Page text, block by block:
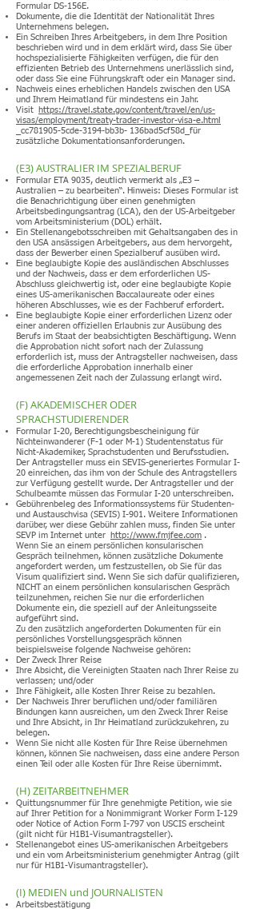
Formular DS-156E.
Dokumente, die die Identität der Nationalität Ihres
Unternehmens belegen.
Ein Schreiben Ihres Arbeitgebers, in dem Ihre Position
beschrieben wird und in dem erklärt wird, dass Sie über
hochspezialisierte Fähigkeiten verfügen, die für den
effizienten Betrieb des Unternehmens unerlässlich sind,
oder dass Sie eine Führungskraft oder ein Manager sind.
Nachweis eines erheblichen Handels zwischen den USA
und Ihrem Heimatland für mindestens ein Jahr.
Visit https://travel.state.gov/content/travel/en/us-
visas/employment/treaty-trader-investor-visa-e.html
_cc781905-5cde-3194-bb3b- 136bad5cf58d_für
zusätzliche Dokumentationsanforderungen.
(E3) AUSTRALIER IM SPEZIALBERUF
Formular ETA 9035, deutlich vermerkt als „E3 –
Australien – zu bearbeiten“. Hinweis: Dieses Formular ist
die Benachrichtigung über einen genehmigten
Arbeitsbedingungsantrag (LCA), den der US-Arbeitgeber
vom Arbeitsministerium (DOL) erhält.
Ein Stellenangebotsschreiben mit Gehaltsangaben des in
den USA ansässigen Arbeitgebers, aus dem hervorgeht,
dass der Bewerber einen Spezialberuf ausüben wird.
Eine beglaubigte Kopie des ausländischen Abschlusses
und der Nachweis, dass er dem erforderlichen US-
Abschluss gleichwertig ist, oder eine beglaubigte Kopie
eines US-amerikanischen Baccalaureate oder eines
höheren Abschlusses, wie es der Fachberuf erfordert.
Eine beglaubigte Kopie einer erforderlichen Lizenz oder
einer anderen offiziellen Erlaubnis zur Ausübung des
Berufs im Staat der beabsichtigten Beschäftigung. Wenn
die Approbation nicht sofort nach der Zulassung
erforderlich ist, muss der Antragsteller nachweisen, dass
die erforderliche Approbation innerhalb einer
angemessenen Zeit nach der Zulassung erlangt wird.
(F) AKADEMISCHER ODER
SPRACHSTUDIERENDER
Formular I-20, Berechtigungsbescheinigung für
Nichteinwanderer (F-1 oder M-1) Studentenstatus für
Nicht-Akademiker, Sprachstudenten und Berufsstudien.
Der Antragsteller muss ein SEVIS-generiertes Formular I-
20 einreichen, das ihm von der Schule des Antragstellers
zur Verfügung gestellt wurde. Der Antragsteller und der
Schulbeamte müssen das Formular I-20 unterschreiben.
Gebührenbeleg des Informationssystems für Studenten-
und Austauschvisa (SEVIS) I-901. Weitere Informationen
darüber, wer diese Gebühr zahlen muss, finden Sie unter
SEVP im Internet unter http://www.fmjfee.com .
Wenn Sie an einem persönlichen konsularischen
Gespräch teilnehmen, können zusätzliche Dokumente
angefordert werden, um festzustellen, ob Sie für das
Visum qualifiziert sind. Wenn Sie sich dafür qualifizieren,
NICHT an einem persönlichen konsularischen Gespräch
teilzunehmen, reichen Sie nur die erforderlichen
Dokumente ein, die speziell auf der Anleitungsseite
aufgeführt sind.
Zu den zusätzlich angeforderten Dokumenten für ein
persönliches Vorstellungsgespräch können
beispielsweise folgende Nachweise gehören:
Der Zweck Ihrer Reise
Ihre Absicht, die Vereinigten Staaten nach Ihrer Reise zu
verlassen; und/oder
Ihre Fähigkeit, alle Kosten Ihrer Reise zu bezahlen.
Der Nachweis Ihrer beruflichen und/oder familiären
Bindungen kann ausreichen, um den Zweck Ihrer Reise
und Ihre Absicht, in Ihr Heimatland zurückzukehren, zu
belegen.
Wenn Sie nicht alle Kosten für Ihre Reise übernehmen
können, können Sie nachweisen, dass eine andere Person
einen Teil oder alle Kosten für Ihre Reise übernimmt.
(H) ZEITARBEITNEHMER
Quittungsnummer für Ihre genehmigte Petition, wie sie
auf Ihrer Petition for a Nonimmigrant Worker Form I-129
oder Notice of Action Form I-797 von USCIS erscheint
(gilt nicht für H1B1-Visumantragsteller).
Stellenangebot eines US-amerikanischen Arbeitgebers
und ein vom Arbeitsministerium genehmigter Antrag (gilt
nur für H1B1-Visumantragsteller).
(I) MEDIEN und JOURNALISTEN
Arbeitsbestätigung